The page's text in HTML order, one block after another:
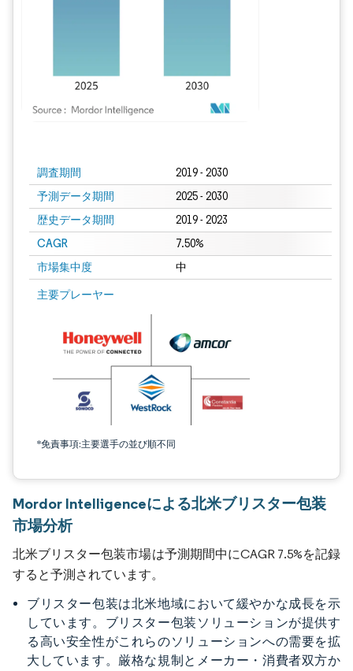
調査期間 2019 - 2030
予測データ期間 2025 - 2030
歴史データ期間 2019 - 2023
CAGR 7.50%
市場集中度 中
主要プレーヤー
*免責事項:主要選手の並び順不同
Mordor Intelligenceによる北米ブリスター包装
市場分析
北米ブリスター包装市場は予測期間中にCAGR 7.5%を記録
すると予測されています。
ブリスター包装は北米地域において緩やかな成長を示
しています。ブリスター包装ソリューションが提供す
る高い安全性がこれらのソリューションへの需要を拡
大しています。厳格な規制とメーカー・消費者双方か